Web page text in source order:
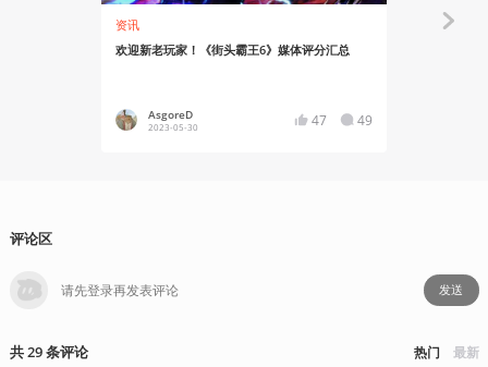
资讯
欢迎新老玩家！《街头霸王6》媒体评分汇总
AsgoreD
2023-05-30 47 49
安利大帝
评论区
发送
共29条评论 热门 最新